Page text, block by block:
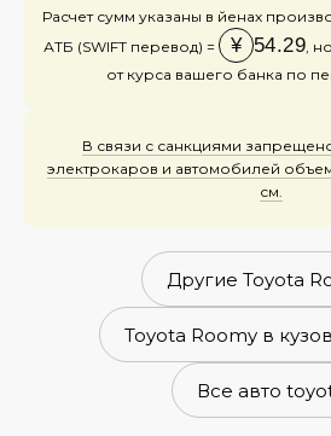
Расчет сумм указаны в йенах
АТБ (SWIFT перевод) =
¥ 54.29 ,
от курса вашего банка по
В связи с санкциями
электрокаров и автомобилей
см.
Другие Toyota
Toyota Roomy в
Все авто